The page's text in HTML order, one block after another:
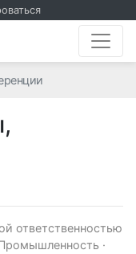
ответственностью
·